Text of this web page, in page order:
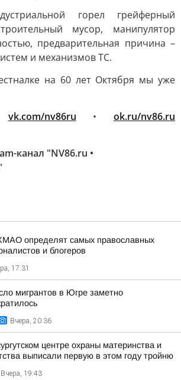
горел грейферный
мусор, манипулятор
предварительная причина –
и механизмов ТС.
на 60 лет Октября мы уже
vk.com/nv86ru • ok.ru/nv86.ru
канал "NV86.ru •
определят самых православных
и блогеров
17:31
мигрантов в Югре заметно
Вчера, 20:36
центре охраны материнства и
выписали первую в этом году тройню
Вчера, 19:43